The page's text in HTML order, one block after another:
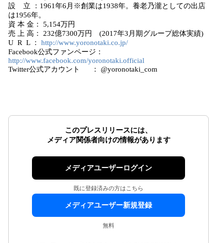
設 立 ：1961年6月※創業は1938年。養老乃瀧としての出店
は1956年。
資 本 金： 5,154万円
売 上 高： 232億7300万円 (2017年3月期グループ総体実績)
U R L ： http://www.yoronotaki.co.jp/
Facebook公式ファンページ：
http://www.facebook.com/yoronotaki.official
Twitter公式アカウント ： @yoronotaki_com
このプレスリリースには、
メディア関係者向けの情報があります
メディアユーザーログイン
既に登録済みの方はこちら
メディアユーザー新規登録
無料